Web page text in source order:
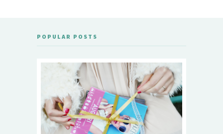
POPULAR POSTS